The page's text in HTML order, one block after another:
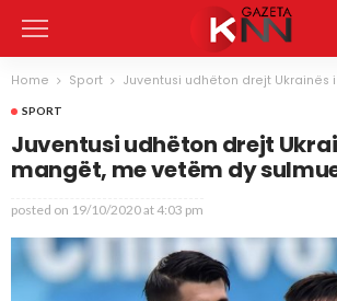
Home Sport Juventusi udhëton drejt Ukrainës i
SPORT
Juventusi udhëton drejt
mangët, me vetëm dy
posted on 19/10/2020 at 4:03 pm